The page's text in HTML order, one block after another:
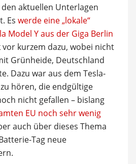
aktuellen Unterlagen
Es werde eine „lokale“
Model Y aus der Giga Berlin
vor kurzem dazu, wobei nicht
Grünheide, Deutschland
Dazu war aus dem Tesla-
hören, die endgültige
nicht gefallen – bislang
EU noch sehr wenig
auch über dieses Thema
Tag neue